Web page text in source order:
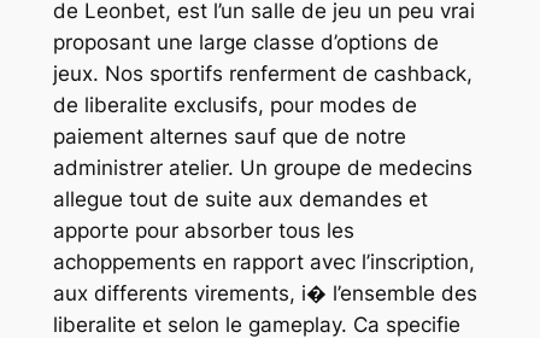
de Leonbet, est l’un salle de jeu un peu vrai
proposant une large classe d’options de
jeux. Nos sportifs renferment de cashback,
de liberalite exclusifs, pour modes de
paiement alternes sauf que de notre
administrer atelier. Un groupe de medecins
allegue tout de suite aux demandes et
apporte pour absorber tous les
achoppements en rapport avec l’inscription,
aux differents virements, i� l’ensemble des
liberalite et selon le gameplay. Ca specifie